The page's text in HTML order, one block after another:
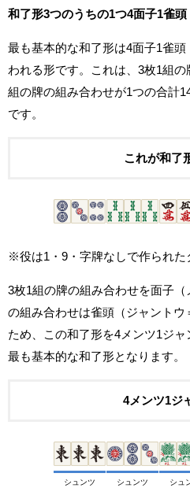
和了形3つのうちの1つ4面子1雀
最も基本的な和了形は4面子1雀
われる形です。これは、3枚1組
組の牌の組み合わせが1つの合計
です。
これが和了
※役は1・9・字牌なしで作られた
3枚1組の牌の組み合わせを面子
の組み合わせは雀頭（ジャント
ため、この和了形を4メンツ1ジ
最も基本的な和了形となります。
4メンツ1ジ
シュンツ シュンツ シュ